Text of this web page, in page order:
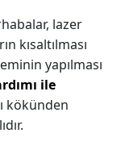
lazer
kısaltılması
yapılması
ile
kökünden